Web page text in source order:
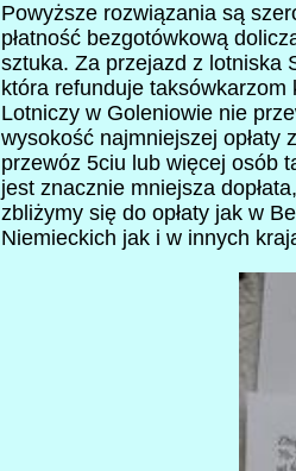
Powyższe rozwiązania są
płatność bezgotówkową
sztuka. Za przejazd z lotniska
która refunduje
Lotniczy w Goleniowie nie
wysokość najmniejszej
przewóz 5ciu lub więcej osób
jest znacznie mniejsza
zbliżymy się do opłaty jak w
Niemieckich jak i w innych